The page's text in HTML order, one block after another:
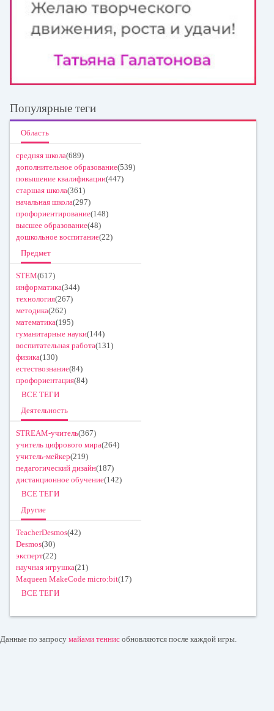
Популярные теги
Область
средняя школа(689)
дополнительное образование(539)
повышение квалификации(447)
старшая школа(361)
начальная школа(297)
профориентирование(148)
высшее образование(48)
дошкольное воспитание(22)
Предмет
STEM(617)
информатика(344)
технология(267)
методика(262)
математика(195)
гуманитарные науки(144)
воспитательная работа(131)
физика(130)
естествознание(84)
профориентация(84)
ВСЕ ТЕГИ
Деятельность
STREAM-учитель(367)
учитель цифрового мира(264)
учитель-мейкер(219)
педагогический дизайн(187)
дистанционное обучение(142)
ВСЕ ТЕГИ
Другие
TeacherDesmos(42)
Desmos(30)
эксперт(22)
научная игрушка(21)
Maqueen MakeCode micro:bit(17)
ВСЕ ТЕГИ
Данные по запросу майами теннис обновляются после каждой игры.